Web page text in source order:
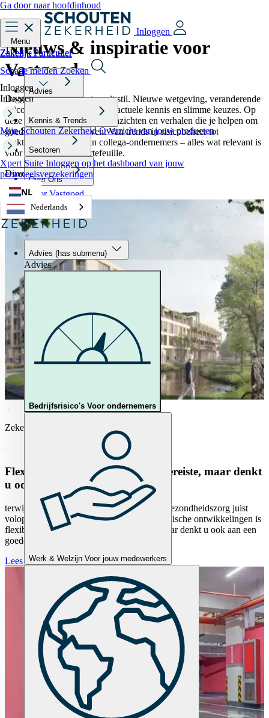
Ga door naar hoofdinhoud
Menu
Inloggen
ZakelijkParticulier
Advies
Kennis & Trends
Sectoren
Over Ons
Nederlands
ZakelijkParticulier
Schade meldenZoeken
Inloggen
Inloggen
Mijn Schouten Zekerheid Overzicht van jouw producten
Xpert Suite Inloggen op het dashboard van jouw
personeelsverzekeringen
NL
Advies (has submenu)
Advies
Bedrijfsrisico's Voor ondernemers
Werk & Welzijn Voor jouw medewerkers
Nieuws & inspiratie voor
Vastgoed
De vastgoedmarkt staat nooit stil. Nieuwe wetgeving, veranderende
risico’s en kansen vragen om actuele kennis en slimme keuzes. Op
deze pagina vind je nieuws, inzichten en verhalen die je helpen om
goed voorbereid te blijven. Van trends in risicobeheer tot
praktijkvoorbeelden van collega-ondernemers – alles wat relevant is
voor jouw vastgoedportefeuille.
Direct naar:
Zeker voor Vastgoed
Zeker voor Vastgoed & VvE
Flexibiliteit in zorgvastgoed een vereiste, maar denkt
u ook aan een goede verzekering?
terwijl het vastgoed vastzit in stenen, is de gezondheidszorg juist
volop in beweging. Door medische én technische ontwikkelingen is
flexibiliteit in zorgvastgoed een vereiste, maar denkt u ook aan een
goede verzekering?
Lees verder